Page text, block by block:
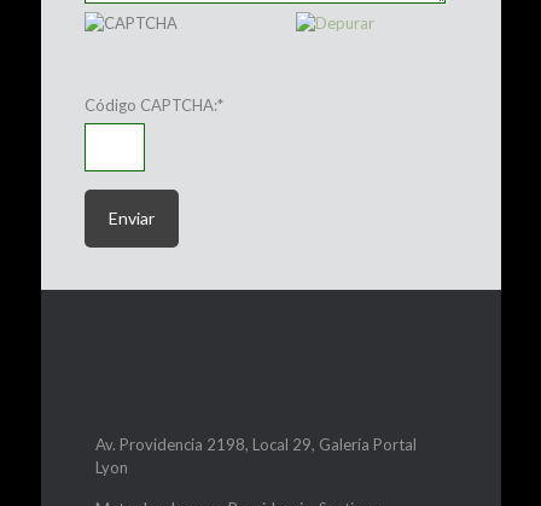
Código CAPTCHA:*
Av. Providencia 2198, Local 29, Galería Portal
Lyon